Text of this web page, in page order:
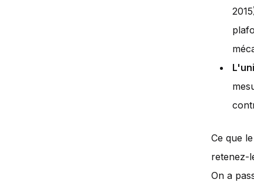
Ce que
retenez-
On a